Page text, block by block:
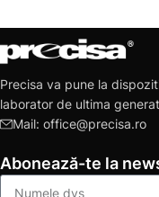
Precisa va pune la
laborator de ultima
Mail: office@precisa.ro
Abonează-te la